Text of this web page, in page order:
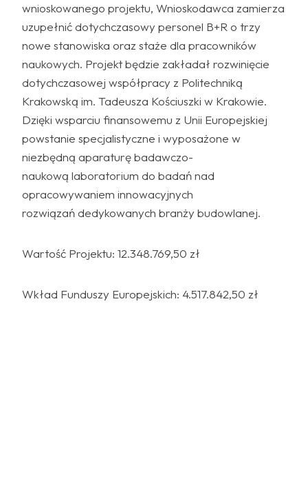
wnioskowanego projektu, Wnioskodawca zamierza
uzupełnić dotychczasowy personel B+R o trzy
nowe stanowiska oraz staże dla pracowników
naukowych. Projekt będzie zakładał rozwinięcie
dotychczasowej współpracy z Politechniką
Krakowską im. Tadeusza Kościuszki w Krakowie.
Dzięki wsparciu finansowemu z Unii Europejskiej
powstanie specjalistyczne i wyposażone w
niezbędną aparaturę badawczo-
naukową laboratorium do badań nad
opracowywaniem innowacyjnych
rozwiązań dedykowanych branży budowlanej.
Wartość Projektu: 12.348.769,50 zł
Wkład Funduszy Europejskich: 4.517.842,50 zł